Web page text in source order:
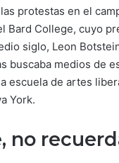
protestas en el
Bard College, cuyo
siglo, Leon
buscaba medios de
escuela de artes
York.
no